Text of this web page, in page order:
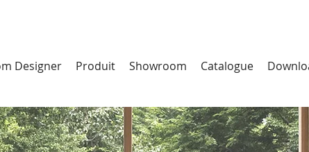
Designer Produit Showroom Catalogue